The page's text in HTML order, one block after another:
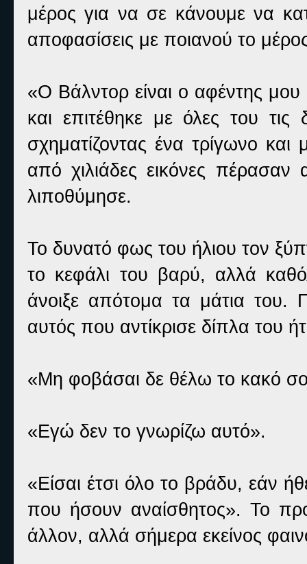
μέρος για να σε κάνουμε να
αποφασίσεις με ποιανού το
«Ο Βάλντορ είναι ο αφέντης
και επιτέθηκε με όλες του
σχηματίζοντας ένα τρίγωνο
από χιλιάδες εικόνες
λιποθύμησε.
Το δυνατό φως του ήλιου τον
το κεφάλι του βαρύ, αλλά
άνοιξε απότομα τα μάτια του.
αυτός που αντίκρισε δίπλα του
«Μη φοβάσαι δε θέλω το κακό
«Εγώ δεν το γνωρίζω αυτό».
«Είσαι έτσι όλο το βράδυ,
που ήσουν αναίσθητος». Το
άλλον, αλλά σήμερα εκείνος